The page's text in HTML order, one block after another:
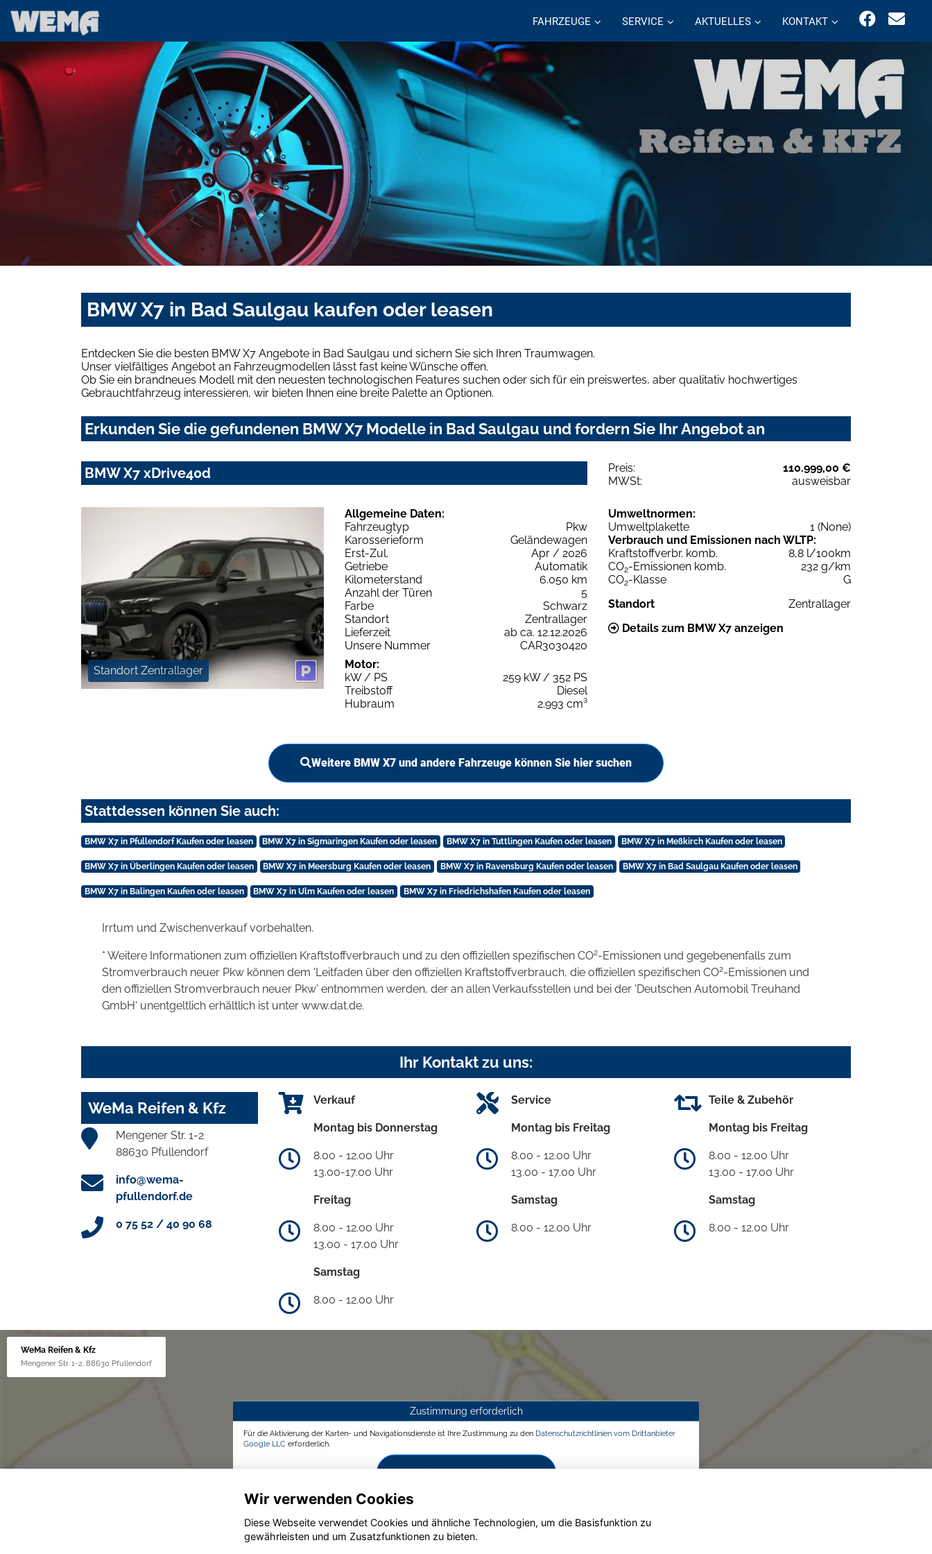
FAHRZEUGE SERVICE AKTUELLES KONTAKT
BMW X7 in Bad Saulgau kaufen oder leasen
Entdecken Sie die besten BMW X7 Angebote in Bad Saulgau und sichern Sie sich Ihren Traumwagen.
Unser vielfältiges Angebot an Fahrzeugmodellen lässt fast keine Wünsche offen.
Ob Sie ein brandneues Modell mit den neuesten technologischen Features suchen oder sich für ein preiswertes, aber qualitativ hochwertiges
Gebrauchtfahrzeug interessieren, wir bieten Ihnen eine breite Palette an Optionen.
Erkunden Sie die gefundenen BMW X7 Modelle in Bad Saulgau und fordern Sie Ihr Angebot an
BMW X7 xDrive40d Preis:
110.999,00 €
MWSt:
ausweisbar
Standort Zentrallager
Allgemeine Daten:
Fahrzeugtyp
Pkw
Karosserieform
Geländewagen
Erst-Zul.
Apr / 2026
Getriebe
Automatik
Kilometerstand
6.050 km
Anzahl der Türen
5
Farbe
Schwarz
Standort
Zentrallager
Lieferzeit
ab ca. 12.12.2026
Unsere Nummer
CAR3030420
Motor:
kW / PS
259 kW / 352 PS
Treibstoff
Diesel
Hubraum
2.993 cm³
Umweltnormen:
Umweltplakette
1 (None)
Verbrauch und Emissionen nach WLTP:
Kraftstoffverbr. komb.
8,8 l/100km
CO2-Emissionen komb.
232 g/km
CO2-Klasse
G
Standort
Zentrallager
Details zum BMW X7 anzeigen
Weitere BMW X7 und andere Fahrzeuge können Sie hier suchen
Stattdessen können Sie auch:
BMW X7 in Pfullendorf Kaufen oder leasen BMW X7 in Sigmaringen Kaufen oder leasen BMW X7 in Tuttlingen Kaufen oder leasen BMW X7 in Meßkirch Kaufen oder leasen
BMW X7 in Überlingen Kaufen oder leasen BMW X7 in Meersburg Kaufen oder leasen BMW X7 in Ravensburg Kaufen oder leasen BMW X7 in Bad Saulgau Kaufen oder leasen
BMW X7 in Balingen Kaufen oder leasen BMW X7 in Ulm Kaufen oder leasen BMW X7 in Friedrichshafen Kaufen oder leasen
Irrtum und Zwischenverkauf vorbehalten.
* Weitere Informationen zum offiziellen Kraftstoffverbrauch und zu den offiziellen spezifischen CO2-Emissionen und gegebenenfalls zum
Stromverbrauch neuer Pkw können dem 'Leitfaden über den offiziellen Kraftstoffverbrauch, die offiziellen spezifischen CO2-Emissionen und
den offiziellen Stromverbrauch neuer Pkw' entnommen werden, der an allen Verkaufsstellen und bei der 'Deutschen Automobil Treuhand
GmbH' unentgeltlich erhältlich ist unter www.dat.de.
Ihr Kontakt zu uns:
WeMa Reifen & Kfz
Mengener Str. 1-2
88630 Pfullendorf
info@wema-
pfullendorf.de
0 75 52 / 40 90 68
Verkauf
Montag bis Donnerstag
8.00 - 12.00 Uhr
13.00-17.00 Uhr
Freitag
8.00 - 12.00 Uhr
13.00 - 17.00 Uhr
Samstag
8.00 - 12.00 Uhr
Service
Montag bis Freitag
8.00 - 12.00 Uhr
13.00 - 17.00 Uhr
Samstag
8.00 - 12.00 Uhr
Teile & Zubehör
Montag bis Freitag
8.00 - 12.00 Uhr
13.00 - 17.00 Uhr
Samstag
8.00 - 12.00 Uhr
WeMa Reifen & Kfz
Mengener Str. 1-2, 88630 Pfullendorf
Zustimmung erforderlich
Für die Aktivierung der Karten- und Navigationsdienste ist Ihre Zustimmung zu den Datenschutzrichtlinien vom Drittanbieter
Google LLC erforderlich.
Zustimmen und aktivieren
Wir verwenden Cookies
Diese Webseite verwendet Cookies und ähnliche Technologien, um die Basisfunktion zu
gewährleisten und um Zusatzfunktionen zu bieten.